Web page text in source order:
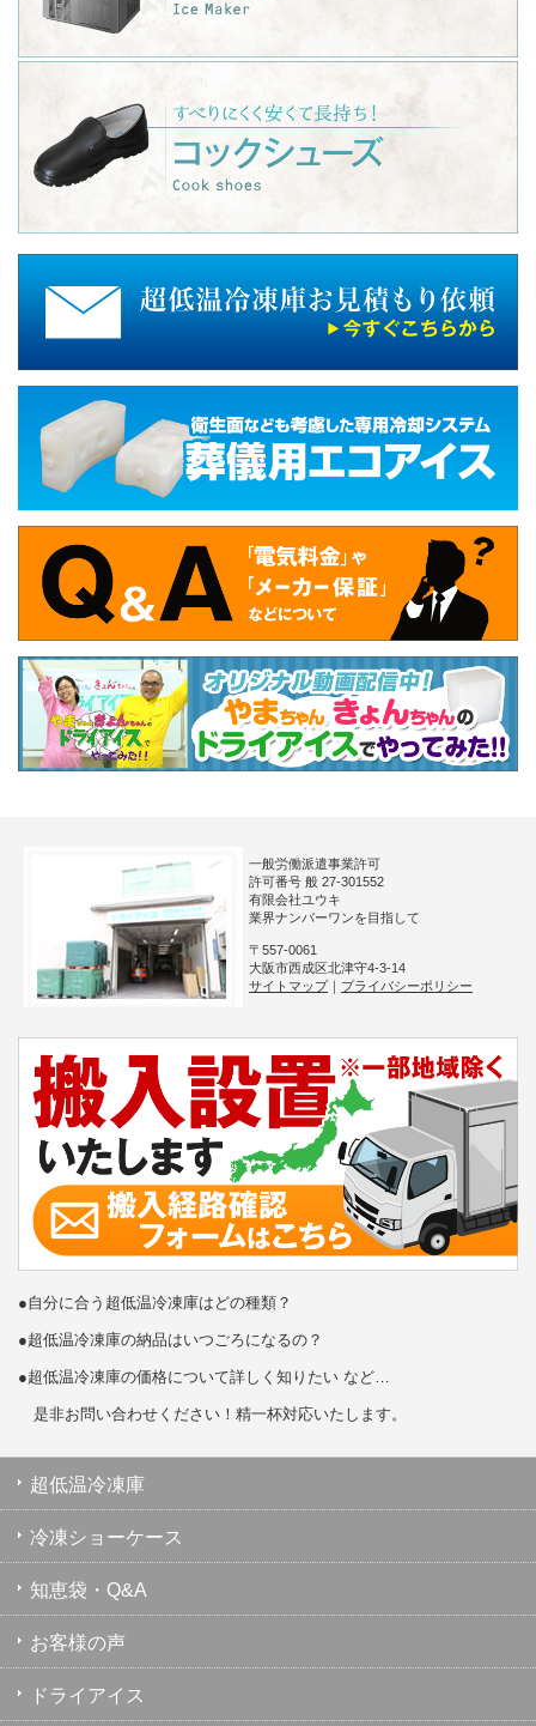
一般労働派遣事業許可
許可番号 般 27-301552
有限会社ユウキ
業界ナンバーワンを目指して
〒557-0061
大阪市西成区北津守4-3-14
サイトマップ
プライバシーポリシー
●自分に合う超低温冷凍庫はどの種類？
●超低温冷凍庫の納品はいつごろになるの？
●超低温冷凍庫の価格について詳しく知りたい など…
是非お問い合わせください！精一杯対応いたします。
超低温冷凍庫
冷凍ショーケース
知恵袋・Q&A
お客様の声
ドライアイス